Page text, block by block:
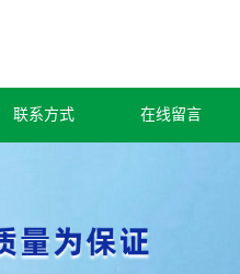
联系方式 在线留言